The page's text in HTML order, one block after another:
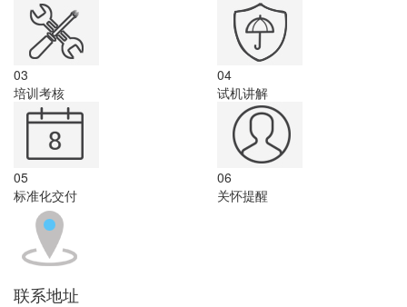
03
培训考核
04
试机讲解
05
标准化交付
06
关怀提醒
联系地址